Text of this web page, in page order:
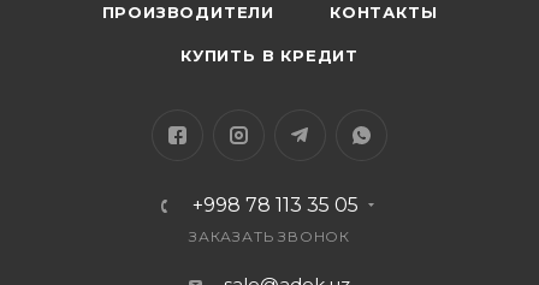
ПРОИЗВОДИТЕЛИ КОНТАКТЫ
КУПИТЬ В КРЕДИТ
+998 78 113 35 05
ЗАКАЗАТЬ ЗВОНОК